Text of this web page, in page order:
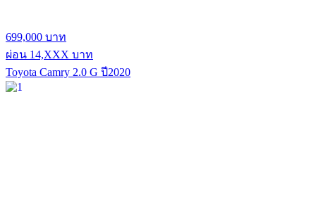
699,000 บาท
ผ่อน 14,XXX บาท
Toyota Camry 2.0 G ปี2020